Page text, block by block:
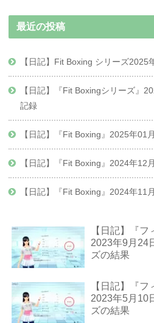
最近の投稿
【日記】Fit Boxing シリーズ2025
【日記】『Fit Boxingシリーズ』
記録
【日記】『Fit Boxing』2025年01
【日記】『Fit Boxing』2024年12
【日記】『Fit Boxing』2024年11
【日記】『フ
2023年9月24
ズの結果
【日記】『フ
2023年5月10
ズの結果